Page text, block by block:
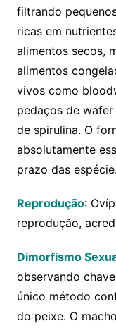
filtrando
ricas em
alimentos secos,
alimentos
vivos como
pedaços de
de spirulina. O
absolutamente
prazo das espécie.
Reprodução:
reprodução,
Dimorfismo
observando
único método
do peixe. O